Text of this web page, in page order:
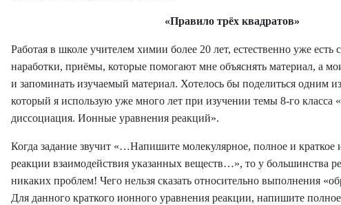
«Правило трёх квадратов»
Работая в школе учителем химии более 20 лет, естественно уже есть
наработки, приёмы, которые помогают мне объяснять материал, а
и запоминать изучаемый материал. Хотелось бы поделиться одним
который я использую уже много лет при изучении темы 8-го класса
диссоциация. Ионные уравнения реакций».
Когда задание звучит «…Напишите молекулярное, полное и краткое
реакции взаимодействия указанных веществ…», то у большинства
никаких проблем! Чего нельзя сказать относительно выполнения
Для данного краткого ионного уравнения реакции, напишите